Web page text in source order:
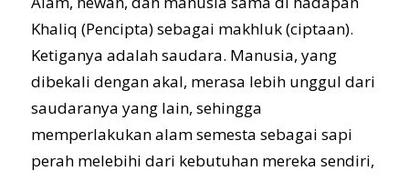
Khaliq (Pencipta) sebagai makhluk (ciptaan).
Ketiganya adalah saudara. Manusia, yang
dibekali dengan akal, merasa lebih unggul dari
saudaranya yang lain, sehingga
memperlakukan alam semesta sebagai sapi
perah melebihi dari kebutuhan mereka sendiri,